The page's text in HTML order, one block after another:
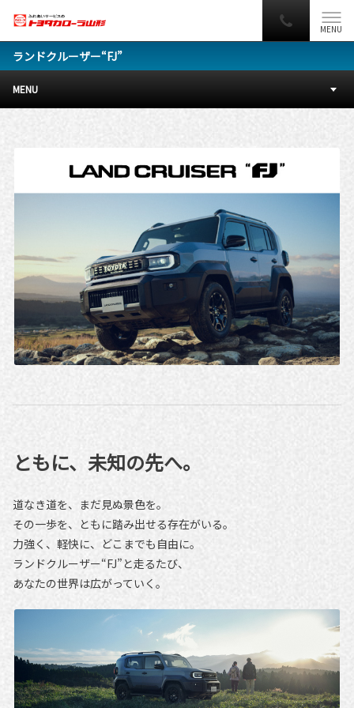
MENU
ランドクルーザー“FJ”
MENU
ともに、未知の先へ。
道なき道を、まだ見ぬ景色を。
その一歩を、ともに踏み出せる存在がいる。
力強く、軽快に、どこまでも自由に。
ランドクルーザー“FJ”と走るたび、
あなたの世界は広がっていく。